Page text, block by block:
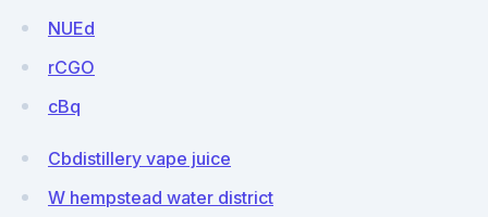
NUEd
rCGO
cBq
Cbdistillery vape juice
W hempstead water district